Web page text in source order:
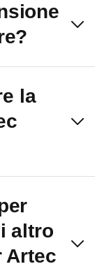
la
altro
Artec